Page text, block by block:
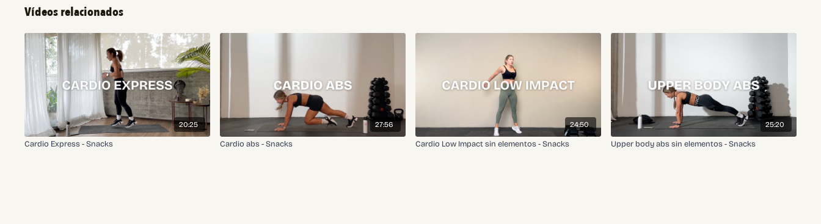
Vídeos relacionados
20:25
Cardio Express - Snacks
27:56
Cardio abs - Snacks
24:50
Cardio Low Impact sin elementos - Snacks
25:20
Upper body abs sin elementos - Snacks